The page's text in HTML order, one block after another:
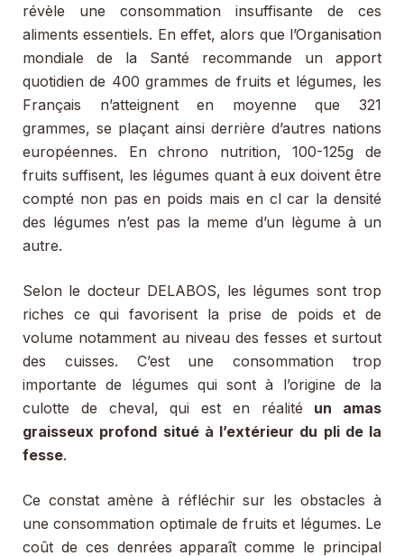
révèle une consommation insuffisante de ces
aliments essentiels. En effet, alors que l’Organisation
mondiale de la Santé recommande un apport
quotidien de 400 grammes de fruits et légumes, les
Français n’atteignent en moyenne que 321
grammes, se plaçant ainsi derrière d’autres nations
européennes. En chrono nutrition, 100-125g de
fruits suffisent, les légumes quant à eux doivent être
compté non pas en poids mais en cl car la densité
des légumes n’est pas la meme d’un lègume à un
autre.
Selon le docteur DELABOS, les légumes sont trop
riches ce qui favorisent la prise de poids et de
volume notamment au niveau des fesses et surtout
des cuisses. C’est une consommation trop
importante de légumes qui sont à l’origine de la
culotte de cheval, qui est en réalité un amas
graisseux profond situé à l’extérieur du pli de la
fesse.
Ce constat amène à réfléchir sur les obstacles à
une consommation optimale de fruits et légumes. Le
coût de ces denrées apparaît comme le principal